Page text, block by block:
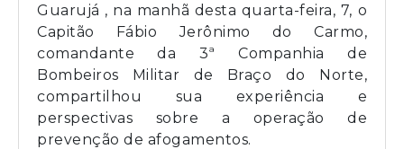
Guarujá , na manhã desta quarta-feira, 7, o
Capitão Fábio Jerônimo do Carmo,
comandante da 3ª Companhia de
Bombeiros Militar de Braço do Norte,
compartilhou sua experiência e
perspectivas sobre a operação de
prevenção de afogamentos.